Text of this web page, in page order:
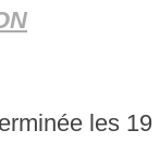
les 19